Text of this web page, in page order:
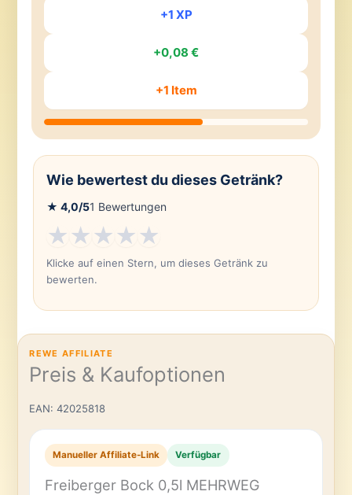
+1 XP
+0,08 €
+1 Item
Wie bewertest du dieses Getränk?
★ 4,0/51 Bewertungen
★★★★★
Klicke auf einen Stern, um dieses Getränk zu
bewerten.
REWE AFFILIATE
Preis & Kaufoptionen
EAN: 42025818
Manueller Affiliate-Link Verfügbar
Freiberger Bock 0,5l MEHRWEG